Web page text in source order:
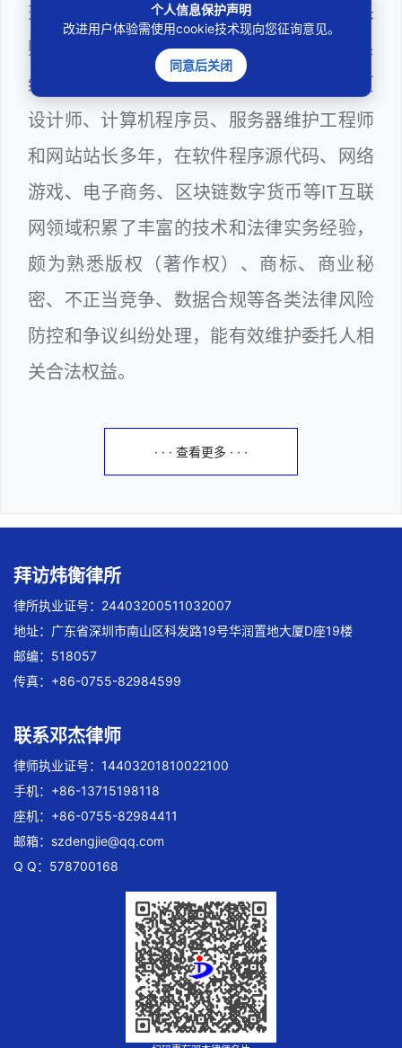
兼任深圳市人民政府听证员、深圳市政府采
购评审专家（法律类），深圳市某区政府系
统公职律师、计算机信息网络安全员、网页
设计师、计算机程序员、服务器维护工程师
和网站站长多年，在软件程序源代码、网络
游戏、电子商务、区块链数字货币等IT互联
网领域积累了丰富的技术和法律实务经验，
颇为熟悉版权（著作权）、商标、商业秘
密、不正当竞争、数据合规等各类法律风险
防控和争议纠纷处理，能有效维护委托人相
关合法权益。
· · · 查看更多 · · ·
拜访炜衡律所
律所执业证号：24403200511032007
地址：广东省深圳市南山区科发路19号华润置地大厦D座19楼
邮编：518057
传真：+86-0755-82984599
联系邓杰律师
律师执业证号：14403201810022100
手机：+86-13715198118
座机：+86-0755-82984411
邮箱： szdengjie@qq.com
Q Q：578700168
个人信息保护声明
改进用户体验需使用cookie技术现向您征询意见。
同意后关闭